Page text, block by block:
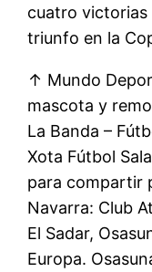
cuatro victorias
triunfo en la
↑ Mundo
mascota y
La Banda –
Xota Fútbol
para compartir
Navarra: Club
El Sadar,
Europa.